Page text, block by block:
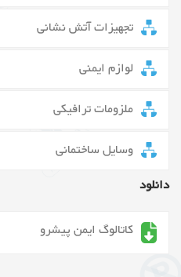
تجهیزات آتش نشانی
لوازم ایمنی
ملزومات ترافیکی
وسایل ساختمانی
دانلود
کاتالوگ ایمن پیشرو